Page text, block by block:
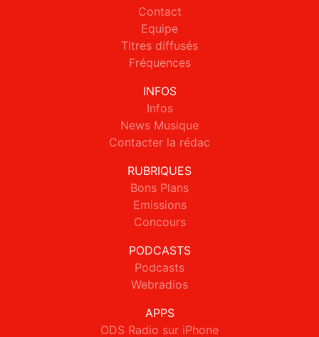
Contact
Equipe
Titres diffusés
Fréquences
INFOS
Infos
News Musique
Contacter la rédac
RUBRIQUES
Bons Plans
Emissions
Concours
PODCASTS
Podcasts
Webradios
APPS
ODS Radio sur iPhone